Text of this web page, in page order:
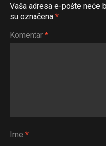
Vaša adresa e-pošte neće
su označena *
Komentar *
Ime *